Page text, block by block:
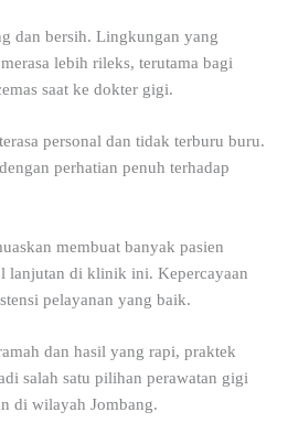
dan bersih. Lingkungan yang
lebih rileks, terutama bagi
saat ke dokter gigi.
personal dan tidak terburu buru.
perhatian penuh terhadap
membuat banyak pasien
lanjutan di klinik ini. Kepercayaan
pelayanan yang baik.
dan hasil yang rapi, praktek
salah satu pilihan perawatan gigi
di wilayah Jombang.